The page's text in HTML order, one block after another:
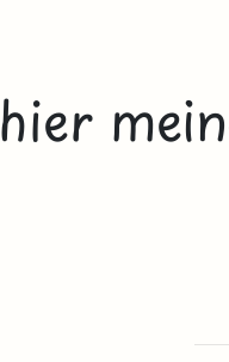
hier